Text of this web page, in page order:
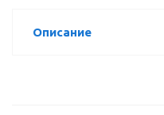
Описание